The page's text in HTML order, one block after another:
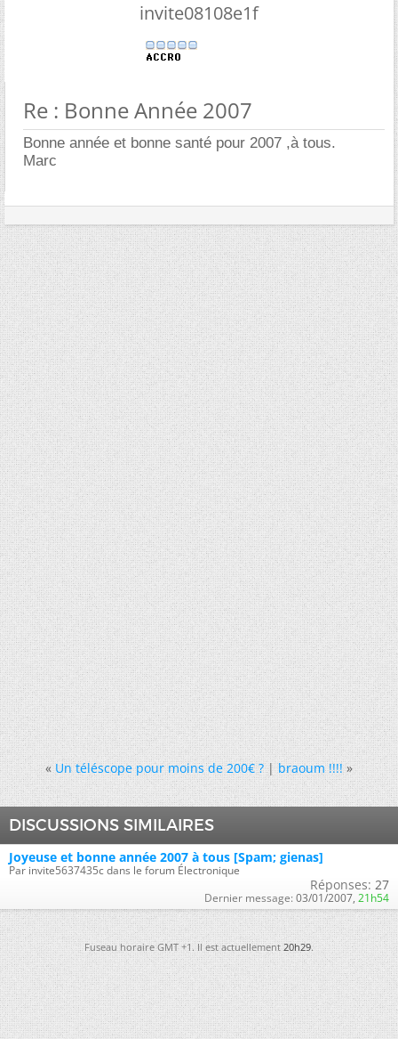
invite08108e1f
Re : Bonne Année 2007
Bonne année et bonne santé pour 2007 ,à tous.
Marc
« Un téléscope pour moins de 200€ ?|braoum !!!! »
DISCUSSIONS SIMILAIRES
Joyeuse et bonne année 2007 à tous [Spam; gienas]
Par invite5637435c dans le forum Électronique
Réponses: 27
Dernier message: 03/01/2007, 21h54
Fuseau horaire GMT +1. Il est actuellement20h29.